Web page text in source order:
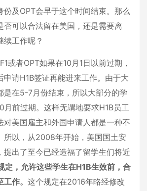
份及OPT会早于这个时间结束。那么
否可以合法留在美国，还是需要离
续工作呢？
或者OPT如果在10月1日以前过期，
申请H1B签证再能进来工作。由于大
是在5-7月份结束，所以大部分的学
月前过期。这样无谓地要求H1B员工
对美国雇主和外国申请人都是一种不
所以，从2008年开始，美国国土安
提出了至今已经造福了留学生们将近
定，允许这些学生在H1B生效前，合
作。 这个规定在2016年略经修改